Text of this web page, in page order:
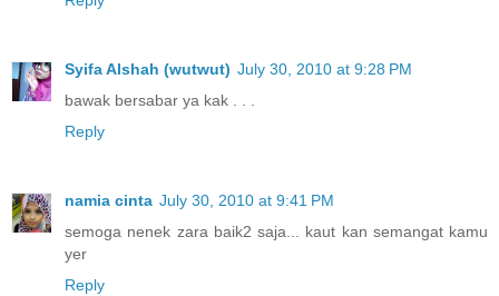
Syifa Alshah (wutwut) July 30, 2010 at 9:28 PM
bawak bersabar ya kak . . .
Reply
namia cinta July 30, 2010 at 9:41 PM
semoga nenek zara baik2 saja... kaut kan semangat kamu
yer
Reply